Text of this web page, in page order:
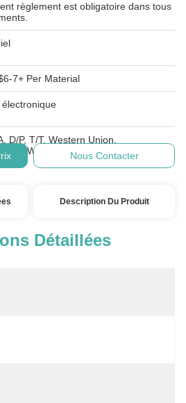
règlement est obligatoire dans tous
7+ Per Material
électronique
D/P, T/T, Western Union,
Wechat, AlipayNous Contacter
Description Du Produit
Détaillées